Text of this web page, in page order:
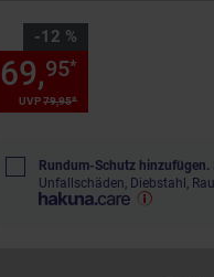
-12 %
Sie Sparen 12 Prozent,
UVP79,95*
69,95*
Rundum-Schutz hinzufügen.
Unfallschäden, Diebstahl,